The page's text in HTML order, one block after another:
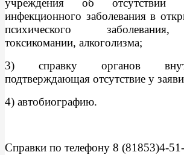
инфекционного заболевания в
психического
токсикомании, алкоголизма;
3) справку органов
подтверждающая отсутствие у
4) автобиографию.
Справки по телефону 8 (81853)4-